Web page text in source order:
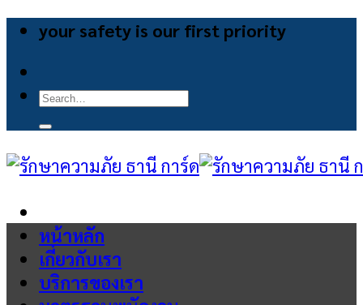
Skip
content
your safety is our first priority
Search
หน้าหลัก
เกี่ยวกับเรา
บริการของเรา